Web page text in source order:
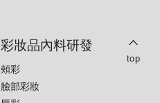
top
彩妝品內料研發
頰彩
臉部彩妝